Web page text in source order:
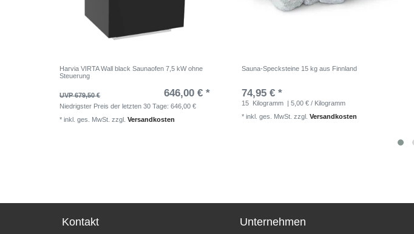
Harvia VIRTA Wall black Saunaofen 7,5 kW ohne
Steuerung
UVP 679,50 € 646,00 € *
Niedrigster Preis der letzten 30 Tage:646,00 €
*inkl. ges. MwSt. zzgl.Versandkosten
Sauna-Specksteine 15 kg aus Finnland
74,95 € *
15 Kilogramm | 5,00 € / Kilogramm
*inkl. ges. MwSt. zzgl.Versandkosten
Kontakt Unternehmen